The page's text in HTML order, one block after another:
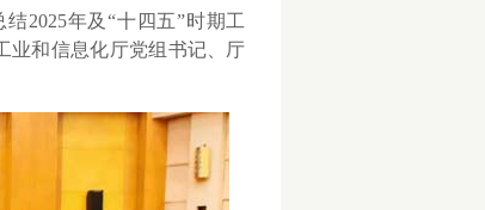
2025年及“十四五”时期工
业和信息化厅党组书记、厅